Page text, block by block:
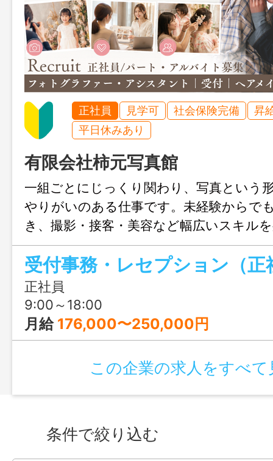
正社員 見学可 社会保険完備
昇
平日休みあり
有限会社柿元写真館
一組ごとにじっくり関わり、写真という
やりがいのある仕事です。未経験からで
き、撮影・接客・美容など幅広いスキル
成長できます。20～30代のスタッフが多
士の仲も良いため、風通しの良い環境で
も魅力です。
受付事務・レセプション（正
正社員
9:00～18:00
月給 176,000〜250,000円
この企業の求人をすべて
条件で絞り込む